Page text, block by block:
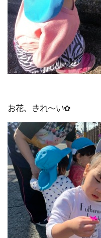
お花、きれ～い✿